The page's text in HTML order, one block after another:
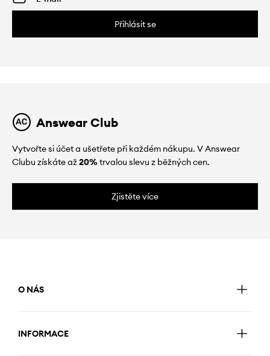
Přihlásit se
Answear Club
Vytvořte si účet a ušetřete při každém nákupu. V Answear
Clubu získáte až20%trvalou slevu z běžných cen.
Zjistěte více
O NÁS
INFORMACE